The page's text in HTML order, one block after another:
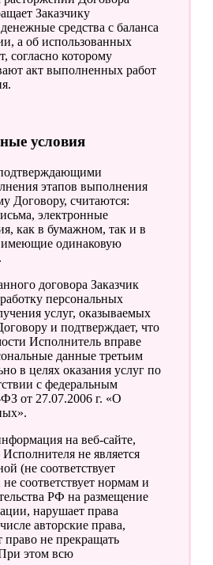
Заказчику
средства с баланса
а об использованных
согласно которому
акт выполненных работ
условия
этапов выполнения
Договору, считаются:
электронные
как в бумажном, так и в
имеющие одинаковую
персональных
услуг, оказываемых
и подтверждает, что
Исполнитель вправе
данные третьим
в целях оказания услуг по
с федеральным
от 27.07.2006 г. «О
не является
(не соответствует
соответствует нормам и
РФ на размещение
нарушает права
авторские права,
не прекращать
этом всю